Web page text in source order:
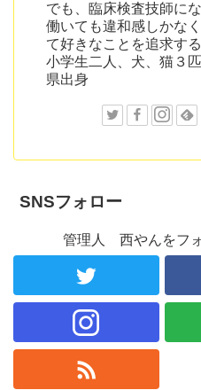
でも、臨床検査技師に
働いても違和感しかな
て好きなことを追求す
小学生二人、犬、猫３
県出身
SNSフォロー
管理人 西やんをフ